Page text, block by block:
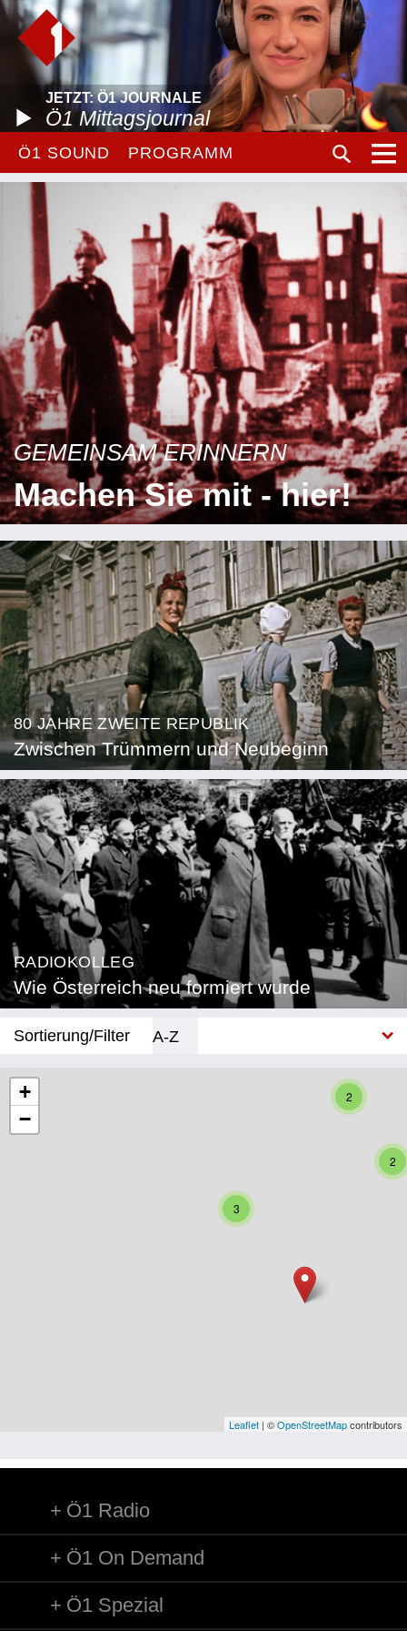
JETZT: Ö1 JOURNALE
Ö1 Mittagsjournal
Ö1 SOUND PROGRAMM
GEMEINSAM ERINNERN
Machen Sie mit - hier!
80 JAHRE ZWEITE REPUBLIK
Zwischen Trümmern und Neubeginn
RADIOKOLLEG
Wie Österreich neu formiert wurde
Sortierung/Filter
A-Z
Niederösterreich
Vorarlberg
Besatzungsmächte
Frauen, Mütter, Kinder
2
2
3
+
−
Leaflet | ©OpenStreetMapcontributors
Ö1 Radio
Ö1 On Demand
Ö1 Spezial